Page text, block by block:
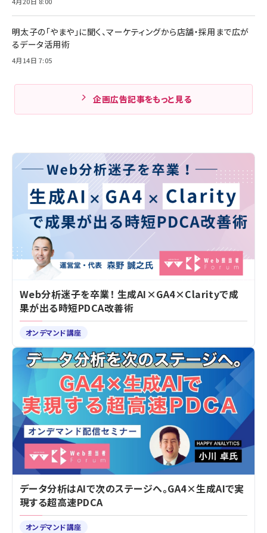
明太子の「やまや」に聞く、マーケティングから店舗・採用まで広が
るデータ活用術
4月14日 7:05
企画広告記事をもっと見る
Web分析迷子を卒業！ 生成AI×GA4×Clarityで成
果が出る時短PDCA改善術
オンデマンド講座
データ分析はAIで次のステージへ。GA4×生成AIで実
現する超高速PDCA
オンデマンド講座